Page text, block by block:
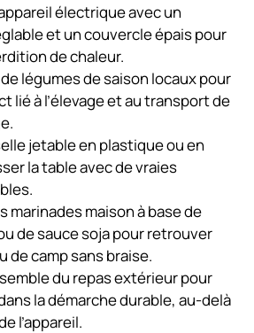
électrique avec un
et un couvercle épais pour
de chaleur.
légumes de saison locaux pour
lié à l’élevage et au transport de
jetable en plastique ou en
la table avec de vraies
marinades maison à base de
de sauce soja pour retrouver
de camp sans braise.
du repas extérieur pour
la démarche durable, au-delà
l’appareil.